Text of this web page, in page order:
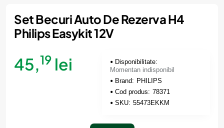
Momentan indisponibil
Set Becuri Auto De Rezerva H4
Philips Easykit 12V
45,19 lei
Disponibilitate:
Momentan indisponibil
Brand: PHILIPS
Cod produs: 78371
SKU: 55473EKKM